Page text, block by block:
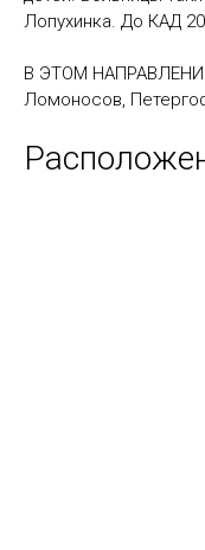
Лопухинка. До КАД
В ЭТОМ
Ломоносов,